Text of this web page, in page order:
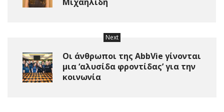
Next
Οι άνθρωποι της AbbVie γίνονται
μια ‘αλυσίδα φροντίδας’ για την
κοινωνία